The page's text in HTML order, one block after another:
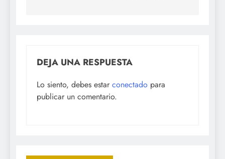
DEJA UNA RESPUESTA
Lo siento, debes estar conectado para
publicar un comentario.